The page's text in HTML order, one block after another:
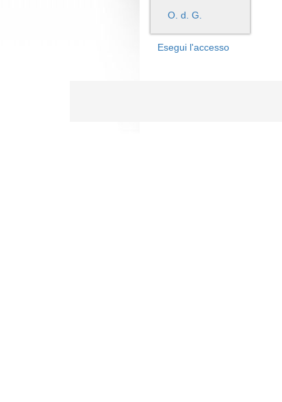
O. d. G.
Esegui l'accesso